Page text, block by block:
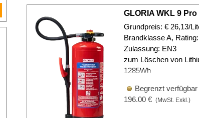
GLORIA WKL 9
Grundpreis: € 26,13/
Brandklasse A,
Zulassung: EN3
zum Löschen von
1285Wh
Begrenzt verfügbar
196.00 € (MwSt. Exkl.)